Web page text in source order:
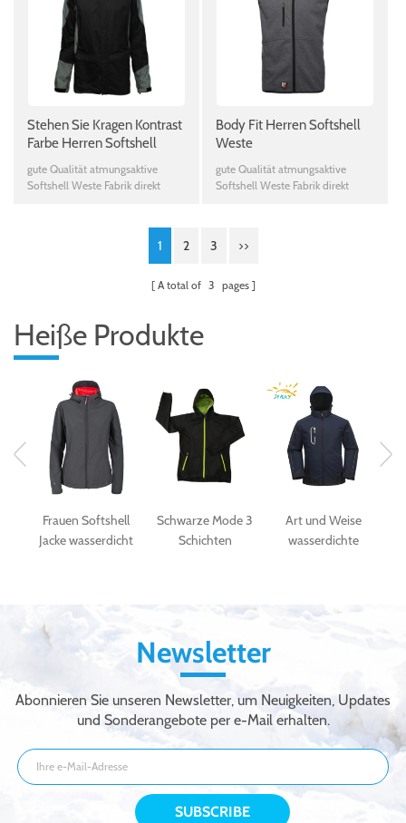
Stehen Sie Kragen Kontrast
Farbe Herren Softshell
Jacke
gute Qualität atmungsaktive
Softshell Weste Fabrik direkt
Body Fit Herren Softshell
Weste
gute Qualität atmungsaktive
Softshell Weste Fabrik direkt
1 2 3 >>
A total of 3 pages
Heiße Produkte
Frauen Softshell
Jacke wasserdicht
Schwarze Mode 3
Schichten
Art und Weise
wasserdichte
Newsletter
Abonnieren Sie unseren Newsletter, um Neuigkeiten, Updates
und Sonderangebote per e-Mail erhalten.